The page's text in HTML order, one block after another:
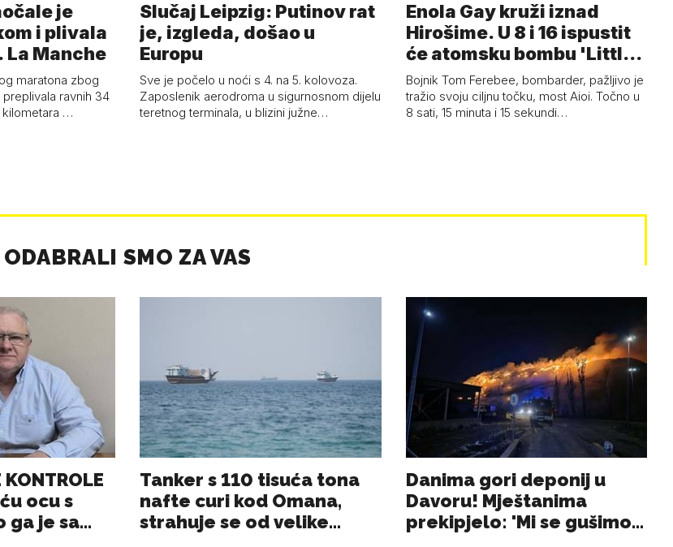
je
i plivala
Manche
maratona zbog
ravnih 34
kilometara …
Slučaj Leipzig: Putinov rat
je, izgleda, došao u
Europu
Sve je počelo u noći s 4. na 5. kolovoza.
Zaposlenik aerodroma u sigurnosnom dijelu
teretnog terminala, u blizini južne…
Enola Gay kruži iznad
Hirošime. U 8 i 16 ispustit
će atomsku bombu 'Little
Boy'
Bojnik Tom Ferebee, bombarder, pažljivo je
tražio svoju ciljnu točku, most Aioi. Točno u
8 sati, 15 minuta i 15 sekundi…